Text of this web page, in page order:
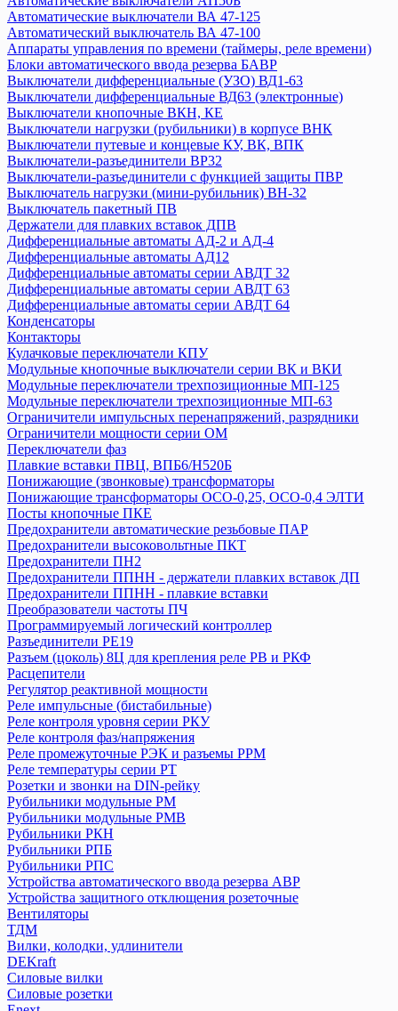
Выключатели ВКИ
Выключатель-разъединитель трехпозиционный ВРТ
Дифференциальные автоматы АВДТ32
Дифференциальные автоматы
Контакторы
Кулачковые переключатели ПКП
Мини-рубильники ВН-32
Ограничители перенапряжения ОПС1
Плавкие вставки
Преобразователи частот
Приставки выдержки времени
Приставки контактные ПКИ
Пускатели серии ПРК
Разъединители
Разъемы
Расцепители
Реле
Розетки и звонки на DIN-рейку
Таймер
УЗО ВД1-63
ТДМ
Авт. выключатели ВА-87
Авт. выключатели ВА-88,комплектующие
Авт. выключатели ВА-89, комплектующие
Авт. выключатели ВА 47-29
Авт. выключатели ВА 47-60
Авт. выключатели ВА 47-63
Авт. выключатели ВА 60-26
Авт.выключатели ВА 47-29Б
Автоматические выключатели АП50Б
Автоматические выключатели ВА 47-125
Автоматический выключатель ВА 47-100
Аппараты управления по времени (таймеры, реле времени)
Блоки автоматического ввода резерва БАВР
Выключатели дифференциальные (УЗО) ВД1-63
Выключатели дифференциальные ВД63 (электронные)
Выключатели кнопочные ВКН, КЕ
Выключатели нагрузки (рубильники) в корпусе ВНК
Выключатели путевые и концевые КУ, ВК, ВПК
Выключатели-разъединители ВР32
Выключатели-разъединители с функцией защиты ПВР
Выключатель нагрузки (мини-рубильник) ВН-32
Выключатель пакетный ПВ
Держатели для плавких вставок ДПВ
Дифференциальные автоматы АД-2 и АД-4
Дифференциальные автоматы АД12
Дифференциальные автоматы серии АВДТ 32
Дифференциальные автоматы серии АВДТ 63
Дифференциальные автоматы серии АВДТ 64
Конденсаторы
Контакторы
Кулачковые переключатели КПУ
Модульные кнопочные выключатели серии ВК и ВКИ
Автоматические выключатели ВА 47-125
Автоматический выключатель ВА 47-100
Аппараты управления по времени (таймеры, реле времени)
Блоки автоматического ввода резерва БАВР
Выключатели дифференциальные (УЗО) ВД1-63
Выключатели дифференциальные ВД63 (электронные)
Выключатели кнопочные ВКН, КЕ
Выключатели нагрузки (рубильники) в корпусе ВНК
Выключатели путевые и концевые КУ, ВК, ВПК
Выключатели-разъединители ВР32
Выключатели-разъединители с функцией защиты ПВР
Выключатель нагрузки (мини-рубильник) ВН-32
Выключатель пакетный ПВ
Держатели для плавких вставок ДПВ
Дифференциальные автоматы АД-2 и АД-4
Дифференциальные автоматы АД12
Дифференциальные автоматы серии АВДТ 32
Дифференциальные автоматы серии АВДТ 63
Дифференциальные автоматы серии АВДТ 64
Конденсаторы
Контакторы
Кулачковые переключатели КПУ
Модульные кнопочные выключатели серии ВК и ВКИ
Модульные переключатели трехпозиционные МП-125
Модульные переключатели трехпозиционные МП-63
Ограничители импульсных перенапряжений, разрядники
Ограничители мощности серии ОМ
Переключатели фаз
Плавкие вставки ПВЦ, ВПБ6/H520Б
Понижающие (звонковые) трансформаторы
Понижающие трансформаторы ОСО-0,25, ОСО-0,4 ЭЛТИ
Посты кнопочные ПКЕ
Предохранители автоматические резьбовые ПАР
Предохранители высоковольтные ПКТ
Предохранители ПН2
Предохранители ППНН - держатели плавких вставок ДП
Предохранители ППНН - плавкие вставки
Преобразователи частоты ПЧ
Программируемый логический контроллер
Разъединители РЕ19
Разъем (цоколь) 8Ц для крепления реле РВ и РКФ
Расцепители
Регулятор реактивной мощности
Реле импульсные (бистабильные)
Реле контроля уровня серии РКУ
Реле контроля фаз/напряжения
Реле промежуточные РЭК и разъемы РРМ
Реле температуры серии РТ
Розетки и звонки на DIN-рейку
Рубильники модульные РМ
Рубильники модульные РМВ
Рубильники РКН
Рубильники РПБ
Рубильники РПС
Устройства автоматического ввода резерва АВР
Устройства защитного отклющения розеточные
Вентиляторы
ТДМ
Вилки, колодки, удлинители
DEKraft
Силовые вилки
Силовые розетки